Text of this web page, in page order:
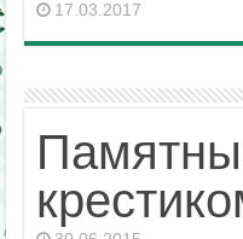
17.03.2017